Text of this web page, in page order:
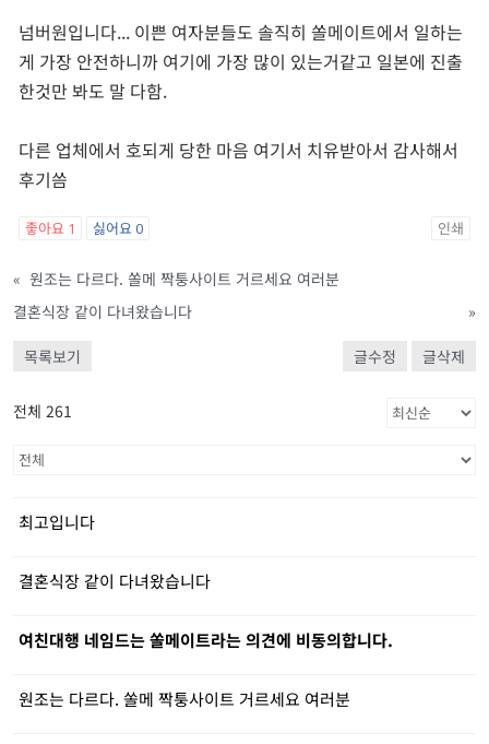
넘버원입니다... 이쁜 여자분들도 솔직히 쏠메이트에서 일하는
게 가장 안전하니까 여기에 가장 많이 있는거같고 일본에 진출
한것만 봐도 말 다함.
다른 업체에서 호되게 당한 마음 여기서 치유받아서 감사해서
후기씀
좋아요 1 싫어요0 인쇄
« 원조는 다르다. 쏠메 짝퉁사이트 거르세요 여러분
결혼식장 같이 다녀왔습니다
»
목록보기 글수정 글삭제
전체 261
최고입니다
결혼식장 같이 다녀왔습니다
여친대행 네임드는 쏠메이트라는 의견에 비동의합니다.
원조는 다르다. 쏠메 짝퉁사이트 거르세요 여러분